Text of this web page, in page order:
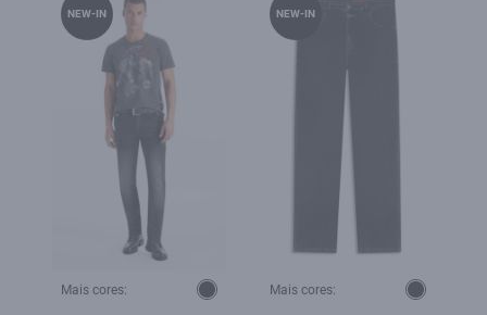
Mais cores:
NEW-IN
Mais cores:
NEW-IN